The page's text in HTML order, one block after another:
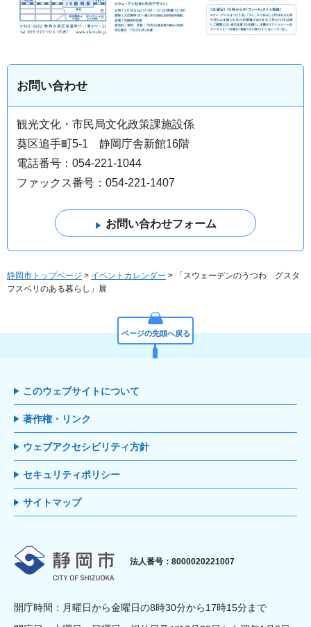
お問い合わせ
観光文化・市民局文化政策課施設係
葵区追手町5-1 静岡庁舎新館16階
電話番号：054-221-1044
ファックス番号：054-221-1407
静岡市トップページ > イベントカレンダー > 「スウェーデンのうつわ グスタ
フスベリのある暮らし」展
ページの先頭へ戻る
このウェブサイトについて
著作権・リンク
ウェブアクセシビリティ方針
セキュリティポリシー
サイトマップ
静岡市
法人番号：8000020221007
開庁時間：月曜日から金曜日の8時30分から17時15分まで